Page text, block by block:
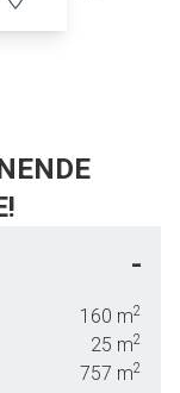
skønne villa ligger
og integreret
I behøver på den
-
160 m2
25 m2
757 m2